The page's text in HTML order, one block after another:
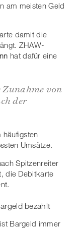
am meisten Geld
damit die
ZHAW-
hat dafür eine
von
der
häufigsten
Umsätze.
Spitzenreiter
die Debitkarte
bezahlt
Bargeld immer